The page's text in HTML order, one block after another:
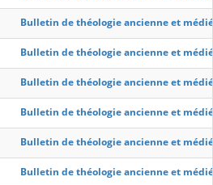
Bulletin de théologie ancienne et
Bulletin de théologie ancienne et
Bulletin de théologie ancienne et
Bulletin de théologie ancienne et
Bulletin de théologie ancienne et
Bulletin de théologie ancienne et